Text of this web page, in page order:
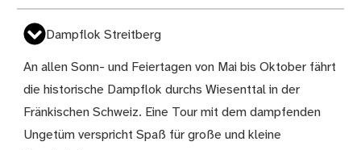
Dampflok Streitberg
An allen Sonn- und Feiertagen von Mai bis Oktober fährt
die historische Dampflok durchs Wiesenttal in der
Fränkischen Schweiz. Eine Tour mit dem dampfenden
Ungetüm verspricht Spaß für große und kleine